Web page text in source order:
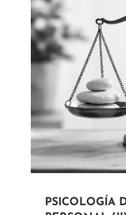
PSICOLOGÍA